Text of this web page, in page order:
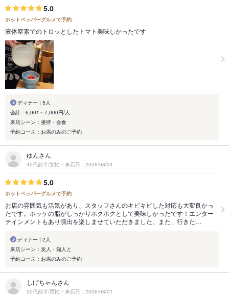
5.0
ホットペッパーグルメで予約
液体窒素でのトロッとしたトマト美味しかったです
ディナー | 5人
会計：6,001～7,000円/人
来店シーン：接待・会食
予約コース：お席のみのご予約
ゆんさん
40代前半/女性・来店日：2026/08/04
5.0
ホットペッパーグルメで予約
お店の雰囲気も活気があり、スタッフさんのキビキビした対応も大変良かっ
たです。ホッケの脂がしっかりホクホクとして美味しかったです！エンター
テインメントもあり演出を楽しませていただきました。また、行きた…
ディナー | 2人
来店シーン：友人・知人と
予約コース：お席のみのご予約
しげちゃんさん
50代前半/男性・来店日：2026/08/01